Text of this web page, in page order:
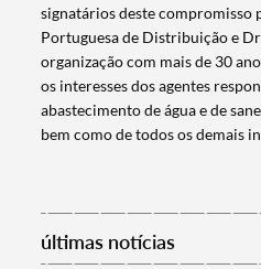
Termo de Pesquisa
Categorias gerais
signatários deste compromisso
Portuguesa de Distribuição e
organização com mais de 30
os interesses dos agentes
abastecimento de água e de
bem como de todos os demais
últimas notícias